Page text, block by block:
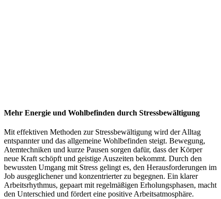
Mehr Energie und Wohlbefinden durch Stressbewältigung
Mit effektiven Methoden zur Stressbewältigung wird der Alltag
entspannter und das allgemeine Wohlbefinden steigt. Bewegung,
Atemtechniken und kurze Pausen sorgen dafür, dass der Körper
neue Kraft schöpft und geistige Auszeiten bekommt. Durch den
bewussten Umgang mit Stress gelingt es, den Herausforderungen im
Job ausgeglichener und konzentrierter zu begegnen. Ein klarer
Arbeitsrhythmus, gepaart mit regelmäßigen Erholungsphasen, macht
den Unterschied und fördert eine positive Arbeitsatmosphäre.